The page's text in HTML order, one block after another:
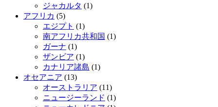
ジャカルタ (1)
アフリカ (5)
エジプト (1)
南アフリカ共和国 (1)
ガーナ (1)
ザンビア (1)
カナリア諸島 (1)
オセアニア (13)
オーストラリア (11)
ニュージーランド (1)